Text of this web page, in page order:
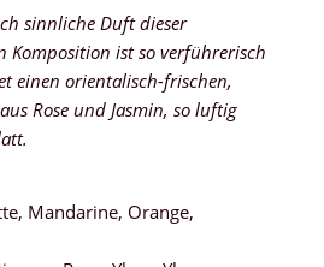
sinnliche Duft dieser
Komposition ist so verführerisch
einen orientalisch-frischen,
Rose und Jasmin, so luftig
Mandarine, Orange,